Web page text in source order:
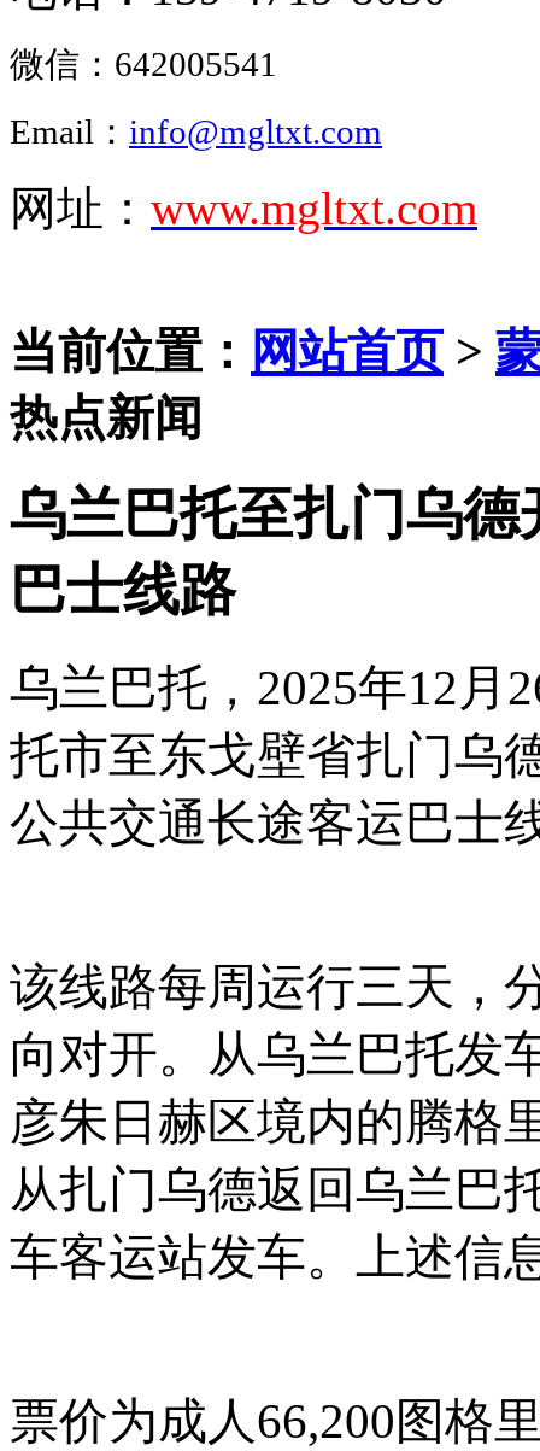
微信： 642005541
Email： info@mgltxt.com
网址： www.mgltxt.com
当前位置： 网站首页>
热点新闻
乌兰巴托至扎门乌德
巴士线路
乌兰巴托， 2025年12月
托市至东戈壁省扎门乌
公共交通长途客运巴士
该线路每周运行三天，
向对开。从乌兰巴托发
彦朱日赫区境内的腾格
从扎门乌德返回乌兰巴
车客运站发车。上述信
票价为成人66,200图格